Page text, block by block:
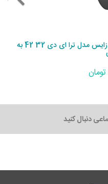
قطعه واسط اتصال دوربین دوچشمی زایس مدل ترا ای دی 32 42 به
دنبال کنید